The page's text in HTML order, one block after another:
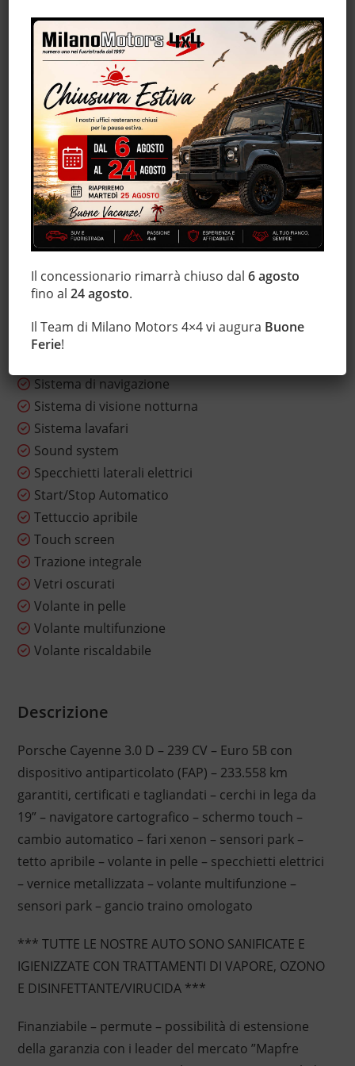
Filtro antiparticolato
Gancio traino
Immobilizzatore elettronico
Interni in pelle
Isofix
Lettore CD
Limitatore di velocità
Luci diurne
Monitoraggio pressione pneumatici
MP3
Regolazione elettrica sedili
Sensore di luce
Sensore di pioggia
Sensori di parcheggio posteriori
Sistema di navigazione
Sistema di visione notturna
Sistema lavafari
Sound system
Specchietti laterali elettrici
Start/Stop Automatico
Tettuccio apribile
Touch screen
Trazione integrale
Vetri oscurati
Volante in pelle
Volante multifunzione
Volante riscaldabile
Descrizione
Porsche Cayenne 3.0 D – 239 CV – Euro 5B con
dispositivo antiparticolato (FAP) – 233.558 km
garantiti, certificati e tagliandati – cerchi in lega da
19” – navigatore cartografico – schermo touch –
cambio automatico – fari xenon – sensori park –
tetto apribile – volante in pelle – specchietti elettrici
– vernice metallizzata – volante multifunzione –
sensori park – gancio traino omologato
*** TUTTE LE NOSTRE AUTO SONO SANIFICATE E
IGIENIZZATE CON TRATTAMENTI DI VAPORE, OZONO
E DISINFETTANTE/VIRUCIDA ***
Finanziabile – permute – possibilità di estensione
della garanzia con i leader del mercato ”Mapfre
Il concessionario rimarrà chiuso dal6 agosto
fino al24 agosto.
Il Team di Milano Motors 4×4 vi augura Buone
Ferie!